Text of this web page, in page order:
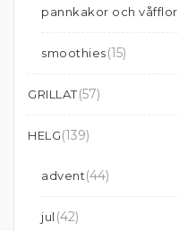
pannkakor och våfflor
smoothies(15)
GRILLAT(57)
HELG(139)
advent(44)
jul (42)